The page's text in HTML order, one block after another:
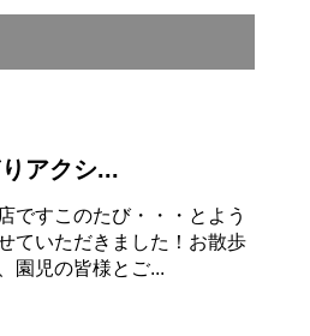
アクシ...
すこのたび・・・とよう
ていただきました！お散歩
園児の皆様とご...